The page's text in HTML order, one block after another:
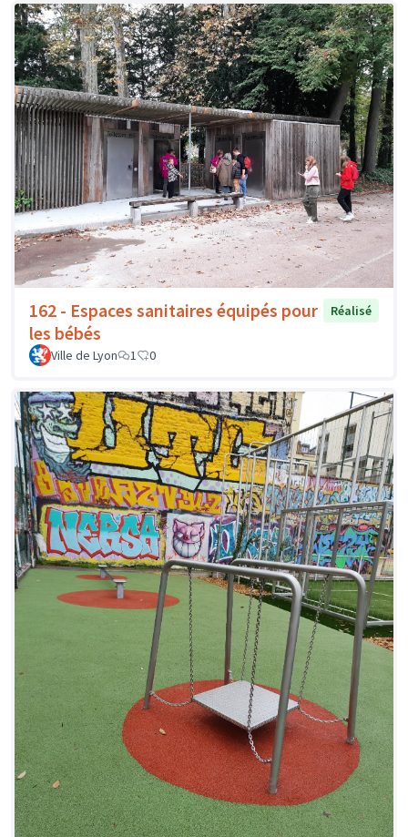
162 - Espaces sanitaires équipés pour
les bébés
Réalisé
Ville de Lyon 1 0